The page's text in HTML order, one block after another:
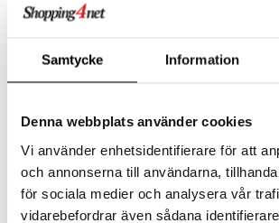
Samtycke Information
Denna webbplats använder cookies
Vi använder enhetsidentifierare för att
och annonserna till användarna,
för sociala medier och analysera vår
vidarebefordrar även sådana
Asiakkaan mielipide tuotteesta
tuulis
Beautiful
Ihastuttava tuoksu - tuo mieleen 90-luvun alun..
helmi